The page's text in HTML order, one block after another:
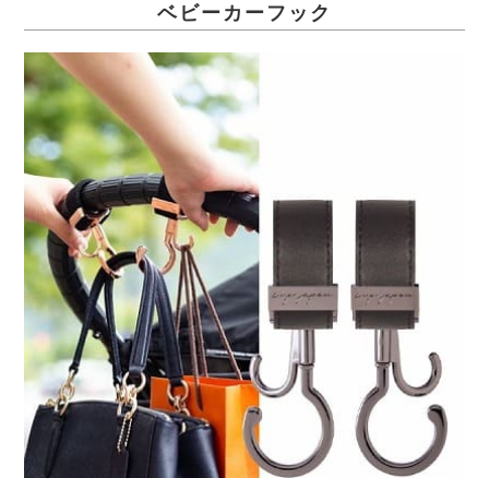
ベビーカーフック